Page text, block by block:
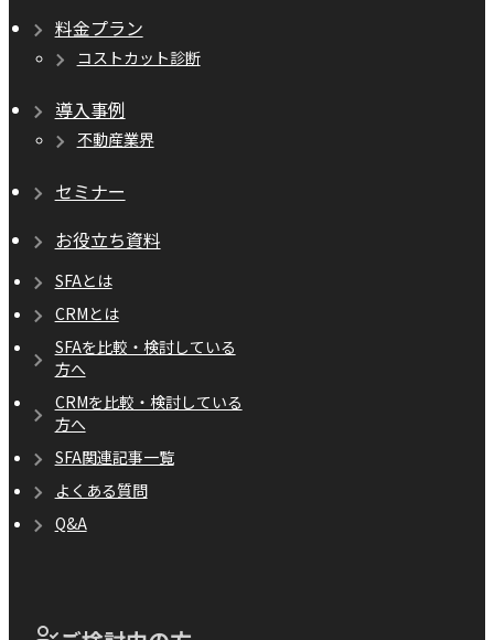
料金プラン
コストカット診断
導入事例
不動産業界
セミナー
お役立ち資料
SFAとは
CRMとは
SFAを比較・検討している
方へ
CRMを比較・検討している
方へ
SFA関連記事一覧
よくある質問
Q&A